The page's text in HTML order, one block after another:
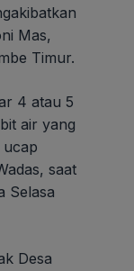
Mas,
Timur.
4 atau 5
air yang
saat
Selasa
Desa